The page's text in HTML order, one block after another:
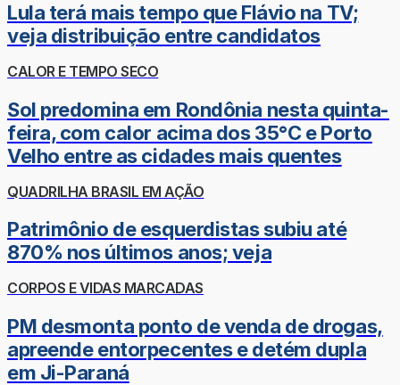
Lula terá mais tempo que Flávio na TV;
veja distribuição entre candidatos
CALOR E TEMPO SECO
Sol predomina em Rondônia nesta quinta-
feira, com calor acima dos 35°C e Porto
Velho entre as cidades mais quentes
QUADRILHA BRASIL EM AÇÃO
Patrimônio de esquerdistas subiu até
870% nos últimos anos; veja
CORPOS E VIDAS MARCADAS
PM desmonta ponto de venda de drogas,
apreende entorpecentes e detém dupla
em Ji-Paraná